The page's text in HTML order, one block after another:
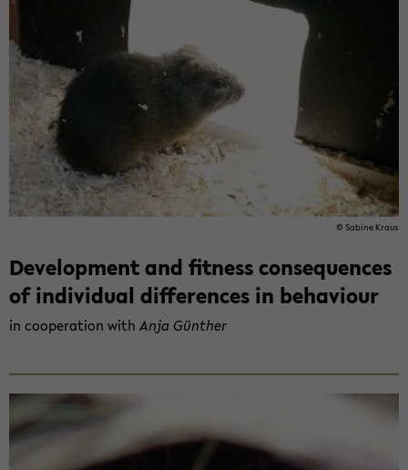
© Sa­bi­ne Kraus
De­ve­lo­p­ment and fit­ness con­se­quen­ces
of in­di­vi­du­al dif­fe­ren­ces in be­ha­viour
in co­ope­ra­ti­on with Anja Gün­ther